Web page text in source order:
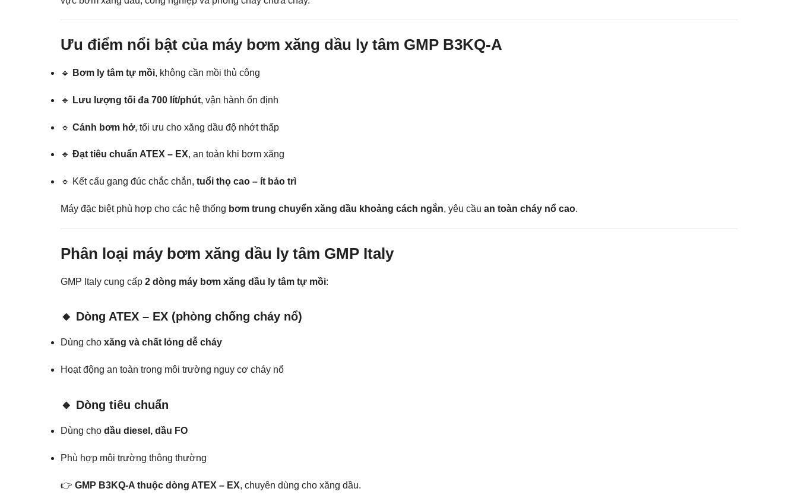
Ưu điểm nổi bật của máy bơm xăng dầu ly tâm GMP B3KQ-A
🔹 Bơm ly tâm tự mồi, không cần mồi thủ công
🔹 Lưu lượng tối đa 700 lít/phút, vận hành ổn định
🔹 Cánh bơm hở, tối ưu cho xăng dầu độ nhớt thấp
🔹 Đạt tiêu chuẩn ATEX – EX, an toàn khi bơm xăng
🔹 Kết cấu gang đúc chắc chắn, tuổi thọ cao – ít bảo trì
Máy đặc biệt phù hợp cho các hệ thống bơm trung chuyển xăng dầu khoảng cách ngắn, yêu cầu an toàn cháy nổ cao.
Phân loại máy bơm xăng dầu ly tâm GMP Italy
GMP Italy cung cấp 2 dòng máy bơm xăng dầu ly tâm tự mồi:
🔸 Dòng ATEX – EX (phòng chống cháy nổ)
Dùng cho xăng và chất lỏng dễ cháy
Hoạt động an toàn trong môi trường nguy cơ cháy nổ
🔸 Dòng tiêu chuẩn
Dùng cho dầu diesel, dầu FO
Phù hợp môi trường thông thường
👉 GMP B3KQ-A thuộc dòng ATEX – EX, chuyên dùng cho xăng dầu.